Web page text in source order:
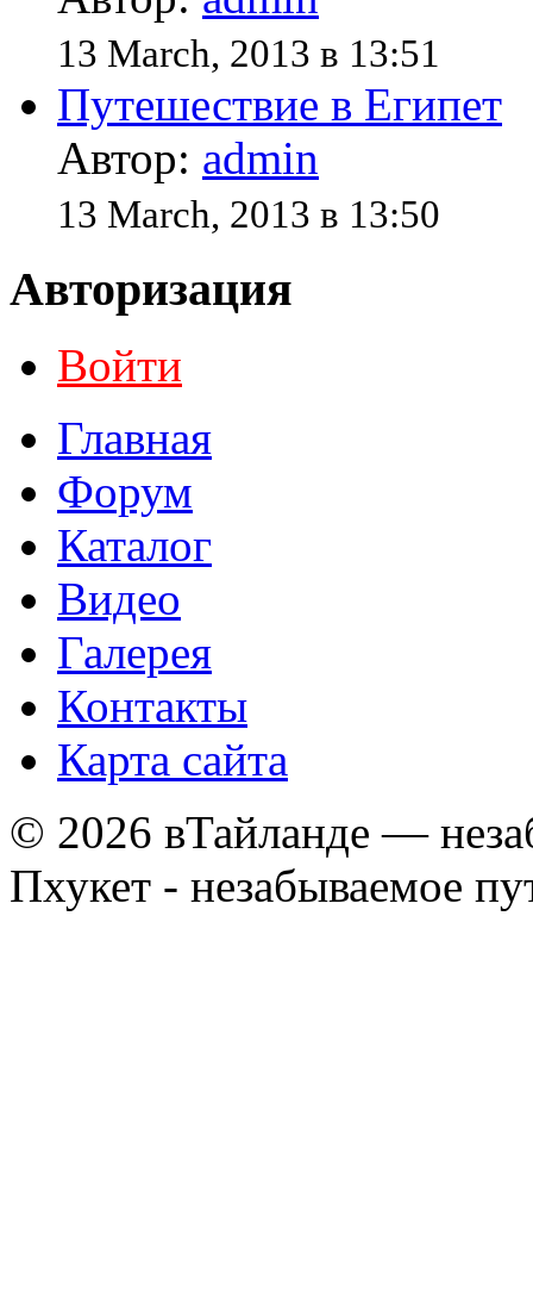
13 March, 2013 в 13:51
Путешествие в Египет
Автор: admin
13 March, 2013 в 13:50
Авторизация
Войти
Главная
Форум
Каталог
Видео
Галерея
Контакты
Карта сайта
© 2026 вТайланде —
Пхукет - незабываемое